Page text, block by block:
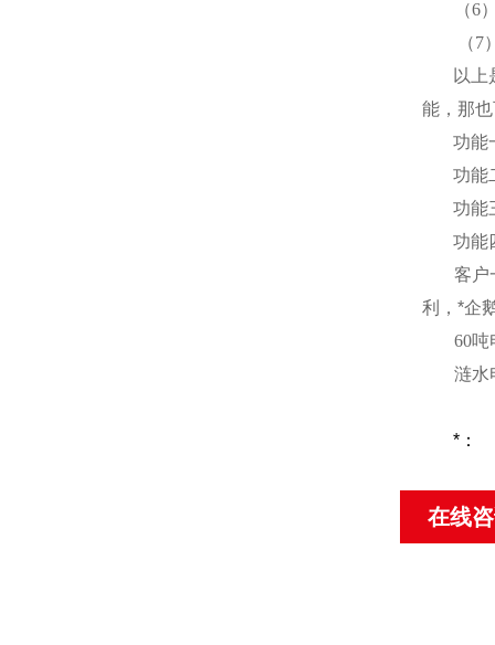
（6
（7
以上
能，那
功能
功能
功能
功能
客户
利，*企
60吨
涟水
*：
在线